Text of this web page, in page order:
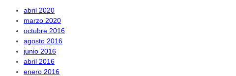
abril 2020
marzo 2020
octubre 2016
agosto 2016
junio 2016
abril 2016
enero 2016